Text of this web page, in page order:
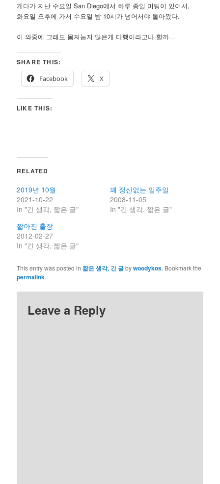
게다가 지난 수요일 San Diego에서 하루 종일 미팅이 있어서,
화요일 오후에 가서 수요일 밤 10시가 넘어서야 돌아왔다.
이 와중에 그래도 몸져눕지 않은게 다행이라고나 할까…
SHARE THIS:
Facebook
X
LIKE THIS:
RELATED
2019년 10월
2021-10-22
In "긴 생각, 짧은 글"
꽤 정신없는 일주일
2008-11-05
In "긴 생각, 짧은 글"
짧아진 출장
2012-02-27
In "긴 생각, 짧은 글"
This entry was posted in짧은 생각, 긴 글bywoodykos. Bookmark the
permalink.
Leave a Reply